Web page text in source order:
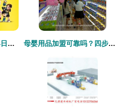
快乐六一，暖心特惠 母婴日用品大放价 母婴用品加盟可靠吗？四步法让你步步赢，母婴用品销售不再难